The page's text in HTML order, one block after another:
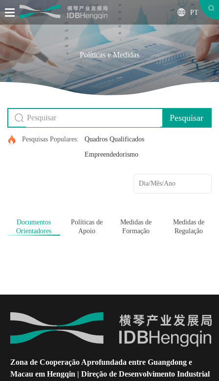
PT
Políticas e Medidas
Pesquisar
Pesquisas Populares: Quadros Qualificados
Empreendedorismo
Documentos
Orientadores
Políticas de
Apoio
Medidas de
Formação
Medidas de
Regulação
Zona de Cooperação Aprofundada entre Guangdong e
Macau em Hengqin | Direção de Desenvolvimento Industrial